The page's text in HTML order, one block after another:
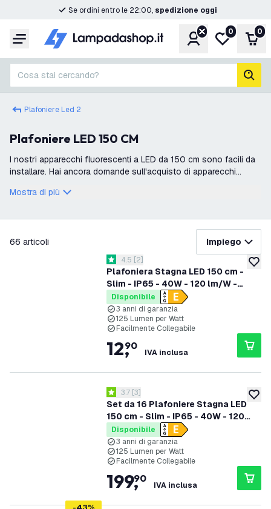
Se ordini entro le 22:00, spedizione oggi
Menu Account
Lista
0 0
Cosa stai cercando?
Plafoniere Led 2
Plafoniere LED 150 CM
I nostri apparecchi fluorescenti a LED da 150 cm sono facili da
installare. Hai ancora domande sull'acquisto di apparecchi
clienti . I
Mostra di più
66 articoli Impiego
Plafoniera Stagna LED 150 cm -
Slim - IP65 - 40W - 120 lm/W -
6500K - Collegabile - garanzia 3
anni
apri il cassetto delle recensioni
4.5 stelle di valutazione
4.5 [2]
Disponibile
3 anni di garanzia
125 Lumen per Watt
Facilmente Collegabile
12,
90
IVA inclusa
Set da 16 Plafoniere Stagna LED
150 cm - Slim - IP65 - 40W - 120
lm/W - 4000K - Collegabile -
garanzia 3 anni
apri il cassetto delle recensioni
3.7 stelle di valutazione
3.7 [3]
Disponibile
3 anni di garanzia
125 Lumen per Watt
Facilmente Collegabile
199,
90
IVA inclusa
filtra